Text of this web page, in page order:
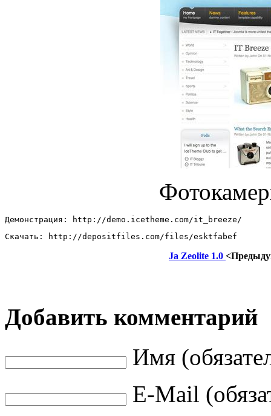
Демонстрация: http://demo.icetheme.com/it_breeze/
Скачать: http://depositfiles.com/files/esktfabef
Ja Zeolite 1.0
Добавить комментарий
Имя
E-Mail